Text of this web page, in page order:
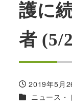
護に
者 (5/
投稿日
2019年5月
カテゴリー
ニュース・